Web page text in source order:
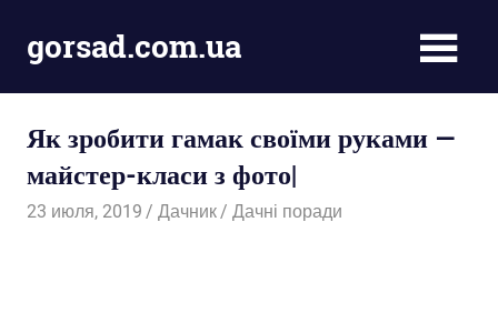
перейти
к
gorsad.com.ua
і
Як зробити гамак своїми руками —
майстер-класи з фото|
23 июля, 2019 Дачник Дачні поради